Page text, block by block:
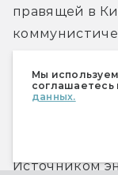
Мы
соглашаетесь
данных.
правящей в
набрёл на
заходить из-
Источником